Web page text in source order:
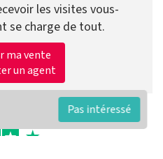
Pas intéressé
les visites vous-
se charge de tout.
ma vente
un agent